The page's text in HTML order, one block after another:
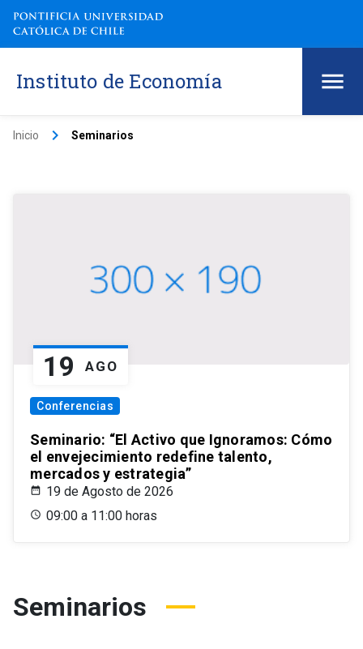
Instituto de Economía
Inicio keyboard_arrow_right Seminarios
19 AGO
Conferencias
Seminario: “El Activo que Ignoramos: Cómo
el envejecimiento redefine talento,
mercados y estrategia”
19 de Agosto de 2026
09:00 a 11:00 horas
Seminarios